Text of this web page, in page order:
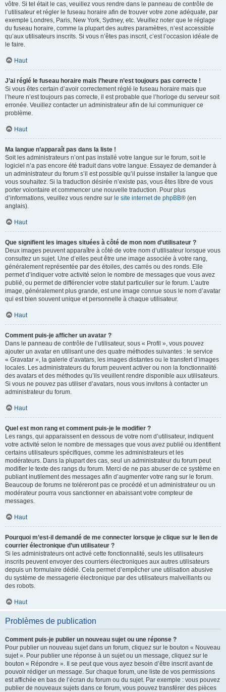
vôtre. Si tel était le cas, veuillez vous rendre dans le panneau de contrôle de
l’utilisateur et régler le fuseau horaire afin de trouver votre zone adéquate, par
exemple Londres, Paris, New York, Sydney, etc. Veuillez noter que le réglage
du fuseau horaire, comme la plupart des autres paramètres, n’est accessible
qu’aux utilisateurs inscrits. Si vous n’êtes pas inscrit, c’est l’occasion idéale de
le faire.
Haut
J’ai réglé le fuseau horaire mais l’heure n’est toujours pas correcte !
Si vous êtes certain d’avoir correctement réglé le fuseau horaire mais que
l’heure n’est toujours pas correcte, il est probable que l’horloge du serveur soit
erronée. Veuillez contacter un administrateur afin de lui communiquer ce
problème.
Haut
Ma langue n’apparaît pas dans la liste !
Soit les administrateurs n’ont pas installé votre langue sur le forum, soit le
logiciel n’a pas encore été traduit dans votre langue. Essayez de demander à
un administrateur du forum s’il est possible qu’il puisse installer la langue que
vous souhaitez. Si la traduction désirée n’existe pas, vous êtes libre de vous
porter volontaire et commencer une nouvelle traduction. Pour plus
d’informations, veuillez vous rendre sur le site internet de phpBB® (en
anglais).
Haut
Que signifient les images situées à côté de mon nom d’utilisateur ?
Deux images peuvent apparaître à côté de votre nom d’utilisateur lorsque vous
consultez un sujet. Une d’elles peut être une image associée à votre rang,
généralement représentée par des étoiles, des carrés ou des ronds. Elle
permet d’indiquer votre activité selon le nombre de messages que vous avez
publié, ou permet de différencier votre statut particulier sur le forum. L’autre
image, généralement plus grande, est une image connue sous le nom d’avatar
qui est bien souvent unique et personnelle à chaque utilisateur.
Haut
Comment puis-je afficher un avatar ?
Dans le panneau de contrôle de l’utilisateur, sous « Profil », vous pouvez
ajouter un avatar en utilisant une des quatre méthodes suivantes : le service
« Gravatar », la galerie d’avatars, les images distantes ou le transfert d’images
locales. Les administrateurs du forum peuvent activer ou non la fonctionnalité
des avatars et des méthodes qu’ils veuillent rendre disponible aux utilisateurs.
Si vous ne pouvez pas utiliser d’avatars, nous vous invitons à contacter un
administrateur du forum.
Haut
Quel est mon rang et comment puis-je le modifier ?
Les rangs, qui apparaissent en dessous de votre nom d’utilisateur, indiquent
votre activité selon le nombre de messages que vous avez publié ou identifient
certains utilisateurs spécifiques, comme les administrateurs et les
modérateurs. Dans la plupart des cas, seul un administrateur du forum peut
modifier le texte des rangs du forum. Merci de ne pas abuser de ce système en
publiant inutilement des messages afin d’augmenter votre rang sur le forum.
Beaucoup de forums ne toléreront pas ce procédé et un administrateur ou un
modérateur pourra vous sanctionner en abaissant votre compteur de
messages.
Haut
Pourquoi m’est-il demandé de me connecter lorsque je clique sur le lien de
courrier électronique d’un utilisateur ?
Si les administrateurs ont activé cette fonctionnalité, seuls les utilisateurs
inscrits peuvent envoyer des courriers électroniques aux autres utilisateurs
depuis un formulaire dédié. Cela permet d’empêcher une utilisation abusive
du système de messagerie électronique par des utilisateurs malveillants ou
des robots.
Haut
Problèmes de publication
Comment puis-je publier un nouveau sujet ou une réponse ?
Pour publier un nouveau sujet dans un forum, cliquez sur le bouton « Nouveau
sujet ». Pour publier une réponse à un sujet ou un message, cliquez sur le
bouton « Répondre ». Il se peut que vous ayez besoin d’être inscrit avant de
pouvoir rédiger un message. Sur chaque forum, une liste de vos permissions
est affichée en bas de l’écran du forum ou du sujet. Par exemple : vous pouvez
publier de nouveaux sujets dans ce forum, vous pouvez transférer des pièces